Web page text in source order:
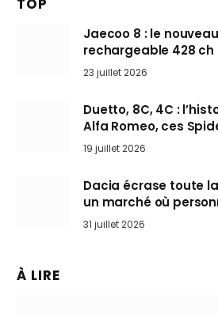
TOP
Jaecoo 8 : le
rechargeable 428 ch
arrive en Europe cet
23 juillet 2026
Duetto, 8C, 4C :
Alfa Romeo, ces
l’art de rouler
19 juillet 2026
Dacia écrase toute
un marché où
31 juillet 2026
À LIRE